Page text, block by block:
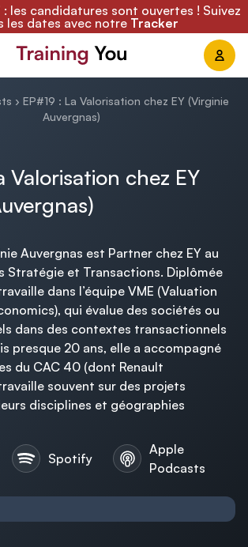
: les candidatures sont ouvertes ! Suivez
les dates avec notre Tracker
Training You
› EP#19 : La Valorisation chez EY (Virginie
Auvergnas)
Valorisation chez EY
Auvergnas est Partner chez EY au
Stratégie et Transactions. Diplômée
dans l’équipe VME (Valuation
qui évalue des sociétés ou
dans des contextes transactionnels
presque 20 ans, elle a accompagné
du CAC 40 (dont Renault
souvent sur des projets
disciplines et géographies
Spotify
Apple
Podcasts